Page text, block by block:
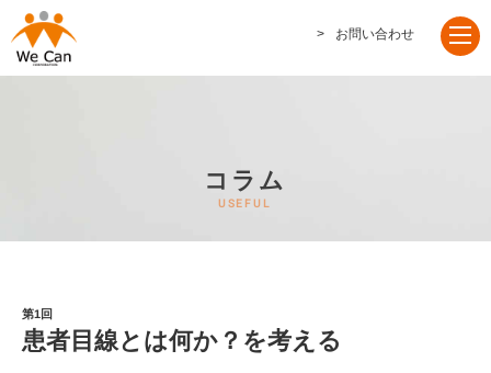
お問い合わせ
コラム
第1回
患者目線とは何か？を考える